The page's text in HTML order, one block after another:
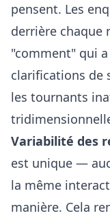
pensent. Les
derrière chaque
"comment" qui
clarifications de
les tournants
Variabilité des
est unique —
la même
manière. Cela